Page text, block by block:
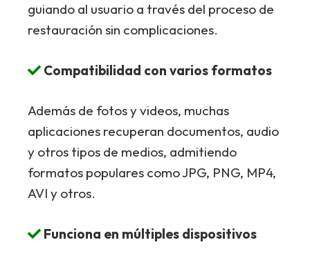
guiando al usuario a través del proceso de
restauración sin complicaciones.
Compatibilidad con varios formatos
Además de fotos y videos, muchas
aplicaciones recuperan documentos, audio
y otros tipos de medios, admitiendo
formatos populares como JPG, PNG, MP4,
AVI y otros.
Funciona en múltiples dispositivos